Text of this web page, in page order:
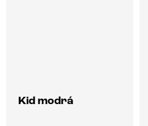
Kid modrá